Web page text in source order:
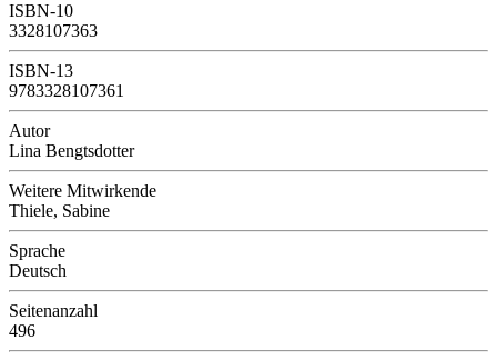
ISBN-10
3328107363
ISBN-13
9783328107361
Autor
Lina Bengtsdotter
Weitere Mitwirkende
Thiele, Sabine
Sprache
Deutsch
Seitenanzahl
496